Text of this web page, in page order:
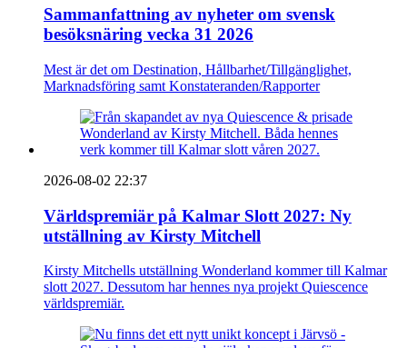
Sammanfattning av nyheter om svensk
besöksnäring vecka 31 2026
Mest är det om Destination, Hållbarhet/Tillgänglighet,
Marknadsföring samt Konstateranden/Rapporter
2026-08-02 22:37
Världspremiär på Kalmar Slott 2027: Ny
utställning av Kirsty Mitchell
Kirsty Mitchells utställning Wonderland kommer till Kalmar
slott 2027. Dessutom har hennes nya projekt Quiescence
världspremiär.